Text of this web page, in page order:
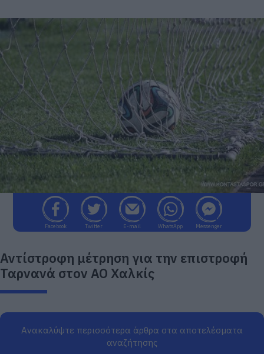
Facebook Twitter E-mail WhatsApp Messenger
Αντίστροφη μέτρηση για την επιστροφή
Ταρνανά στον ΑΟ Χαλκίς
Ανακαλύψτε περισσότερα άρθρα στα αποτελέσματα
αναζήτησης